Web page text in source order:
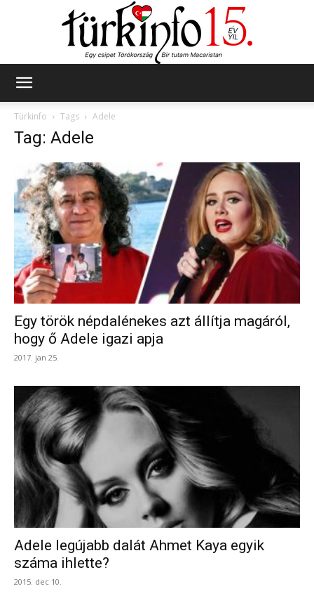
Türkinfo
Tags Adele
Tag: Adele
Egy török népdalénekes azt állítja magáról,
hogy ő Adele igazi apja
2017. jan 25.
Adele legújabb dalát Ahmet Kaya egyik
száma ihlette?
2015. dec 10.